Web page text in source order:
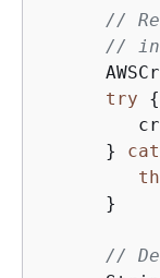
//
// in
try
{
      }
      }
//